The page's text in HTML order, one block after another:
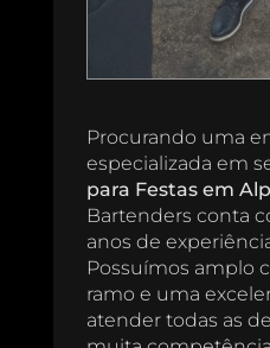
Procurando uma
especializada em
para Festas em
Bartenders conta
anos de
Possuímos amplo
ramo e uma
atender todas as